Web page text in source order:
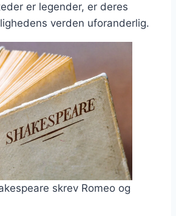
er legender, er deres
verden uforanderlig.
skrev Romeo og